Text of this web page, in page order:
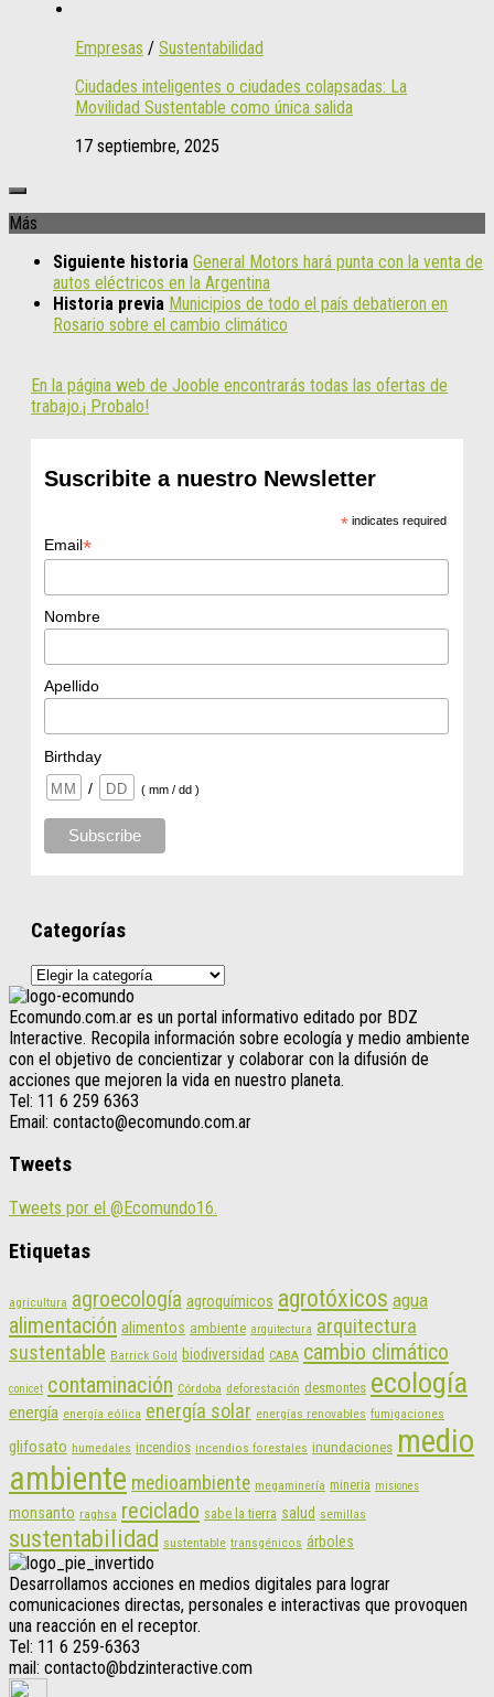
Empresas / Sustentabilidad
Ciudades inteligentes o ciudades colapsadas: La
Movilidad Sustentable como única salida
17 septiembre, 2025
Más
Siguiente historia General Motors hará punta con la venta de
autos eléctricos en la Argentina
Historia previa Municipios de todo el país debatieron en
Rosario sobre el cambio climático
En la página web de Jooble encontrarás todas las ofertas de
trabajo.¡ Probalo!
Suscribite a nuestro Newsletter
*indicates required
Email*
Nombre
Apellido
Birthday
/
( mm / dd )
Categorías
Categorías
Ecomundo.com.ar es un portal informativo editado por BDZ
Interactive. Recopila información sobre ecología y medio ambiente
con el objetivo de concientizar y colaborar con la difusión de
acciones que mejoren la vida en nuestro planeta.
Tel: 11 6 259 6363
Email: contacto@ecomundo.com.ar
Tweets
Tweets por el @Ecomundo16.
Etiquetas
agricultura agroecología agroquímicos agrotóxicos agua
alimentación alimentos ambiente arquitectura arquitectura
sustentable Barrick Gold biodiversidad CABA cambio climático
conicet contaminación Córdoba deforestación desmontes ecología
energía energía eólica energía solar energías renovables fumigaciones
glifosato humedales incendios incendios forestales inundaciones medio
ambiente medioambiente megaminería mineria misiones
monsanto raghsa reciclado sabe la tierra salud semillas
sustentabilidad sustentable transgénicos árboles
Desarrollamos acciones en medios digitales para lograr
comunicaciones directas, personales e interactivas que provoquen
una reacción en el receptor.
Tel: 11 6 259-6363
mail: contacto@bdzinteractive.com